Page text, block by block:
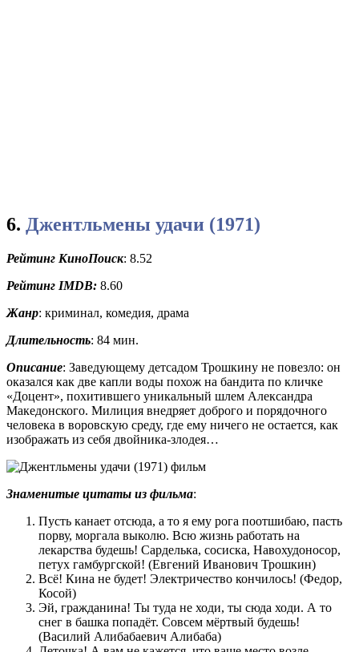
6. Джентльмены удачи (1971)
Рейтинг КиноПоиск: 8.52
Рейтинг IMDB: 8.60
Жанр: криминал, комедия, драма
Длительность: 84 мин.
Описание: Заведующему детсадом Трошкину не повезло: он
оказался как две капли воды похож на бандита по кличке
«Доцент», похитившего уникальный шлем Александра
Македонского. Милиция внедряет доброго и порядочного
человека в воровскую среду, где ему ничего не остается, как
изображать из себя двойника-злодея…
Знаменитые цитаты из фильма:
Пусть канает отсюда, а то я ему рога поотшибаю, пасть
порву, моргала выколю. Всю жизнь работать на
лекарства будешь! Сарделька, сосиска, Навохудоносор,
петух гамбургской! (Евгений Иванович Трошкин)
Всё! Кина не будет! Электричество кончилось! (Федор,
Косой)
Эй, гражданина! Ты туда не ходи, ты сюда ходи. А то
снег в башка попадёт. Совсем мёртвый будешь!
(Василий Алибабаевич Алибаба)